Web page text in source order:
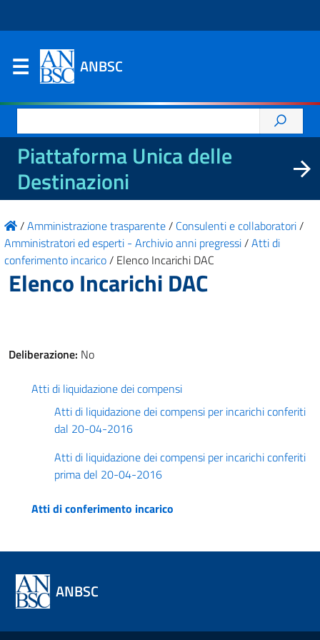
ANBSC
per:
Piattaforma Unica delle
Destinazioni
/Amministrazione trasparente/ Consulenti e collaboratori/
Amministratori ed esperti - Archivio anni pregressi/Atti di
conferimento incarico/ Elenco Incarichi DAC
Elenco Incarichi DAC
Deliberazione: No
Atti di liquidazione dei compensi
Atti di liquidazione dei compensi per incarichi conferiti
dal 20-04-2016
Atti di liquidazione dei compensi per incarichi conferiti
prima del 20-04-2016
Atti di conferimento incarico
ANBSC